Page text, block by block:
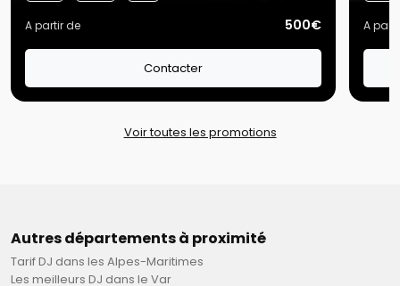
A partir de 500€
Contacter
A
Voir toutes les promotions
Autres départements à proximité
Tarif DJ dans les Alpes-Maritimes
Les meilleurs DJ dans le Var